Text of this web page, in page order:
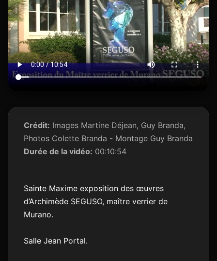
Crédit: Images Martine Déjean, Guy Branda,
Photos Colette Branda - Montage Guy Branda
Durée de la vidéo: 00:10:54
Sainte Maxime exposition des œuvres
d’Archimède SEGUSO, maître verrier de
Murano.
Salle Jean Portal.